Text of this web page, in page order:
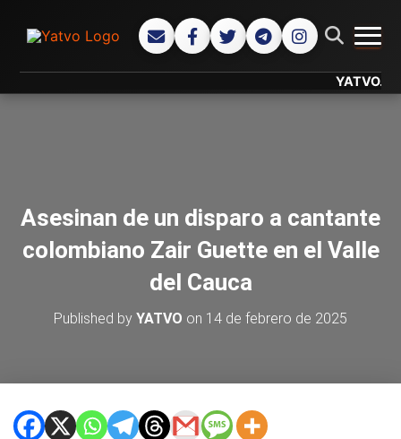
YATVO...
Asesinan de un disparo a cantante
colombiano Zair Guette en el Valle
del Cauca
Published by YATVO on 14 de febrero de 2025